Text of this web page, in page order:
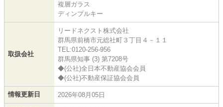
複層ガラス
ディンプルキー
取扱会社
リードネクスト株式会社
群馬県前橋市元総社町３丁目４－１１
TEL:0120-256-956
群馬県知事 (3) 第7208号
◆(公社)全日本不動産協会会員
◆(公社)不動産保証協会会員
情報更新日 2026年08月05日